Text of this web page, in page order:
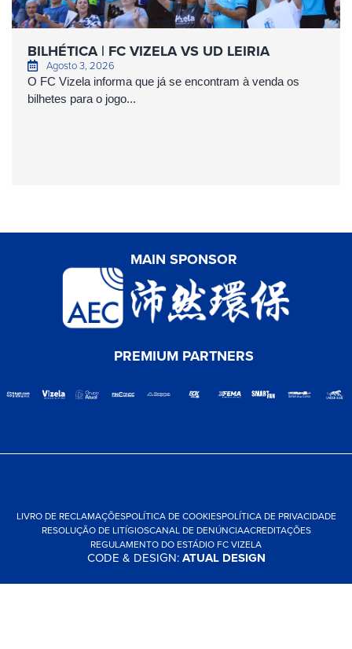
BILHÉTICA | FC VIZELA VS UD LEIRIA
Agosto 3, 2026
O FC Vizela informa que já se encontram à venda os
bilhetes para o jogo...
MAIN SPONSOR
PREMIUM PARTNERS
LIVRO DE RECLAMAÇÕESPOLÍTICA DE COOKIESPOLÍTICA DE PRIVACIDADE
RESOLUÇÃO DE LITÍGIOSCANAL DE DENÚNCIAACREDITAÇÕES
REGULAMENTO DO ESTÁDIO FC VIZELA
CODE & DESIGN:ATUAL DESIGN